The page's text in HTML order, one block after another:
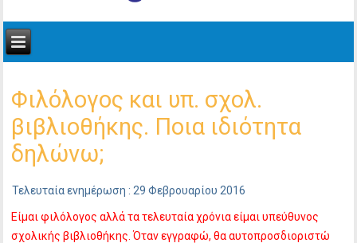
Φιλόλογος και υπ. σχολ.
βιβλιοθήκης. Ποια ιδιότητα
δηλώνω;
Τελευταία ενημέρωση : 29 Φεβρουαρίου 2016
Είμαι φιλόλογος αλλά τα τελευταία χρόνια είμαι υπεύθυνος
σχολικής βιβλιοθήκης. Όταν εγγραφώ, θα αυτοπροσδιοριστώ